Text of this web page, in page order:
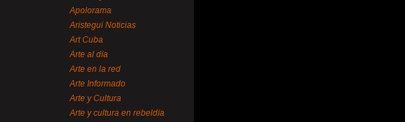
Apolorama
Aristegui Noticias
Art Cuba
Arte al día
Arte en la red
Arte Informado
Arte y Cultura
Arte y cultura en rebeldía